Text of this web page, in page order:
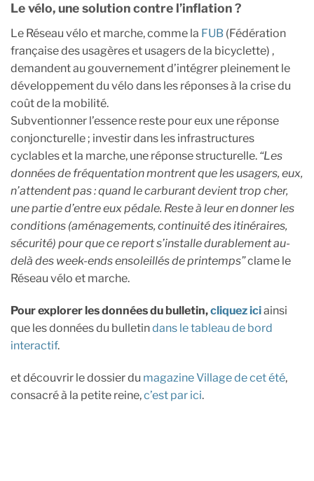
Le vélo, une solution contre l’inflation ?
Le Réseau vélo et marche, comme la FUB (Fédération
française des usagères et usagers de la bicyclette) ,
demandent au gouvernement d’intégrer pleinement le
développement du vélo dans les réponses à la crise du
coût de la mobilité.
Subventionner l’essence reste pour eux une réponse
conjoncturelle ; investir dans les infrastructures
cyclables et la marche, une réponse structurelle. “Les
données de fréquentation montrent que les usagers, eux,
n’attendent pas : quand le carburant devient trop cher,
une partie d’entre eux pédale. Reste à leur en donner les
conditions (aménagements, continuité des itinéraires,
sécurité) pour que ce report s’installe durablement au-
delà des week-ends ensoleillés de printemps”clame le
Réseau vélo et marche.
Pour explorer les données du bulletin,cliquez iciainsi
que les données du bulletindans le tableau de bord
interactif.
et découvrir le dossier du magazine Village de cet été,
consacré à la petite reine,c’est par ici.